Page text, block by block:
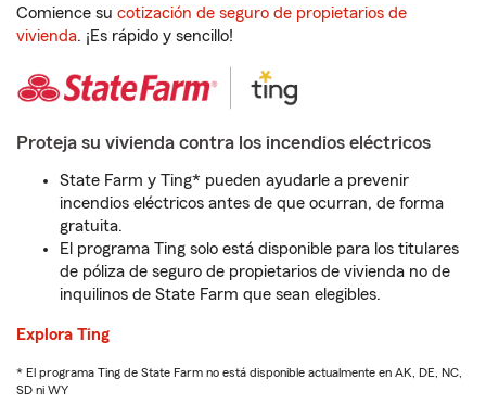
Comience su cotización de seguro de propietarios de
vivienda. ¡Es rápido y sencillo!
Proteja su vivienda contra los incendios eléctricos
State Farm y Ting* pueden ayudarle a prevenir
incendios eléctricos antes de que ocurran, de forma
gratuita.
El programa Ting solo está disponible para los titulares
de póliza de seguro de propietarios de vivienda no de
inquilinos de State Farm que sean elegibles.
Explora Ting
* El programa Ting de State Farm no está disponible actualmente en AK, DE, NC,
SD ni WY